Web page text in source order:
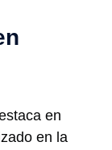
en
en la